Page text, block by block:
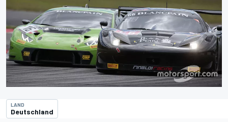
LAND
Deutschland